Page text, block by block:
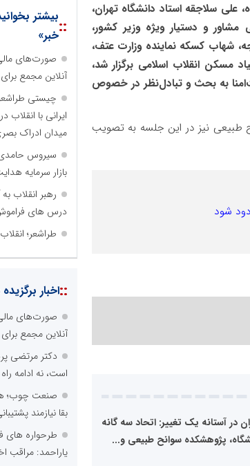
سلاجقه استاد دانشگاه تهران،
و دستیار ویژه وزیر کشور،
شهاب کسکه نماینده وزارت عتف،
مسکن انقلاب اسلامی برگزار شد،
اعضای هیئت‌امنا به بحث و تبادل‌نظر در خصوص
نیز در این جلسه به تصویب
در آستانه یک تغییر: اتحاد سه گانه
پژوهشکده سوانح طبیعی و...
::بیشتر
خبر»
آنلاین مجمع
چیستی
ایرانی با
میدان ادراک
سیروس حامدی
بازار سرمایه
رهبر انقلاب
درس های
طراشعر؛
::اخبار
آنلاین مجمع
دکتر مرتضی
است، نه ادامه
صنعت چوب؛
بقا نیازمند
طرحواره های
یاراحمد: مراقب